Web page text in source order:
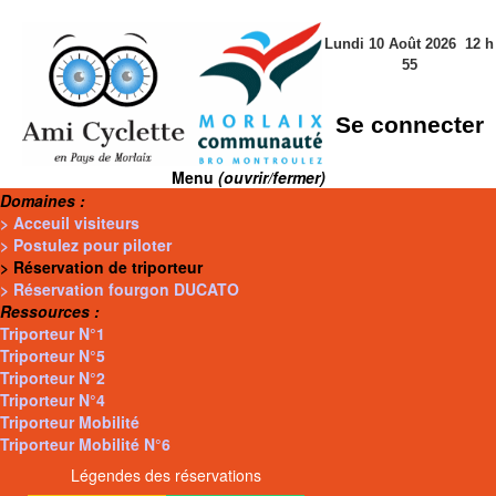
Lundi 10 Août 2026 12 h
55
Se connecter
Menu (ouvrir/fermer)
Domaines :
> Acceuil visiteurs
> Postulez pour piloter
> Réservation de triporteur
> Réservation fourgon DUCATO
Ressources :
Triporteur N°1
Triporteur N°5
Triporteur N°2
Triporteur N°4
Triporteur Mobilité
Triporteur Mobilité N°6
Légendes des réservations